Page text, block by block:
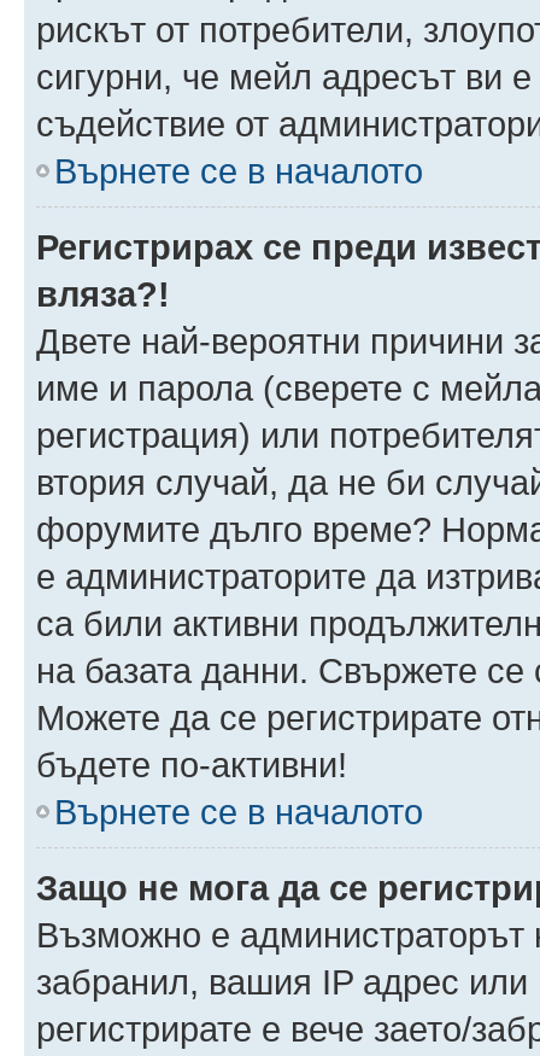
рискът от потребители,
сигурни, че мейл адресът ви
съдействие от
Върнете се в началото
Регистрирах се преди
вляза?!
Двете най-вероятни причини
име и парола (сверете с
регистрация) или
втория случай, да не би
форумите дълго време?
е администраторите да
са били активни
на базата данни. Свържете
Можете да се регистрирате
бъдете по-активни!
Върнете се в началото
Защо не мога да се
Възможно е
забранил, вашия IP адрес или
регистрирате е вече заето/